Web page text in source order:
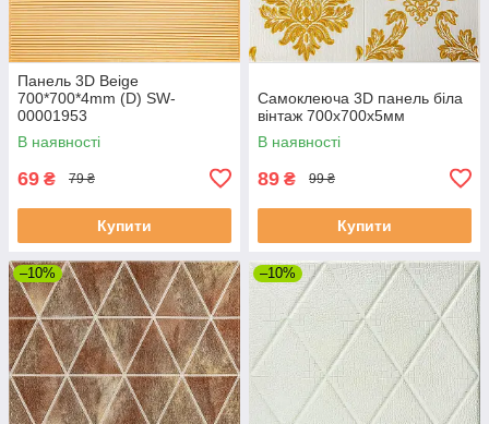
Панель 3D Beige
700*700*4mm (D) SW-
00001953
В наявності
69 ₴ 79 ₴
Купити
Самоклеюча 3D панель біла
вінтаж 700x700x5мм
В наявності
89 ₴ 99 ₴
Купити
–10% –10%